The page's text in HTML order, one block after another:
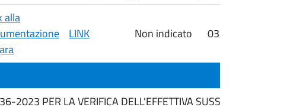
alla
LINK Non indicato 03/08/2026
2023 PER LA VERIFICA DELL'EFFETTIVA SUSSISTENZA DEL